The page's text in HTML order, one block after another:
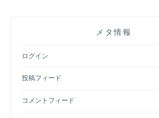
メタ情報
ログイン
投稿フィード
コメントフィード